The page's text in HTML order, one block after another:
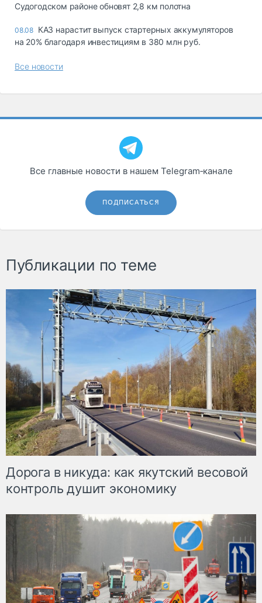
Судогодском районе обновят 2,8 км полотна
08.08 КАЗ нарастит выпуск стартерных аккумуляторов
на 20% благодаря инвестициям в 380 млн руб.
Все новости
Все главные новости в нашем Telegram‑канале
ПОДПИСАТЬСЯ
Публикации по теме
Дорога в никуда: как якутский весовой
контроль душит экономику